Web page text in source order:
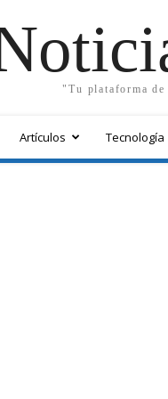
"Tu plataforma
Artículos Tecnología